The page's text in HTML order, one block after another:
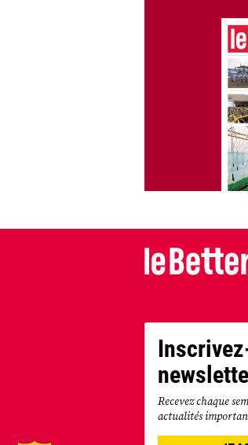
Recevez chaque
actualités